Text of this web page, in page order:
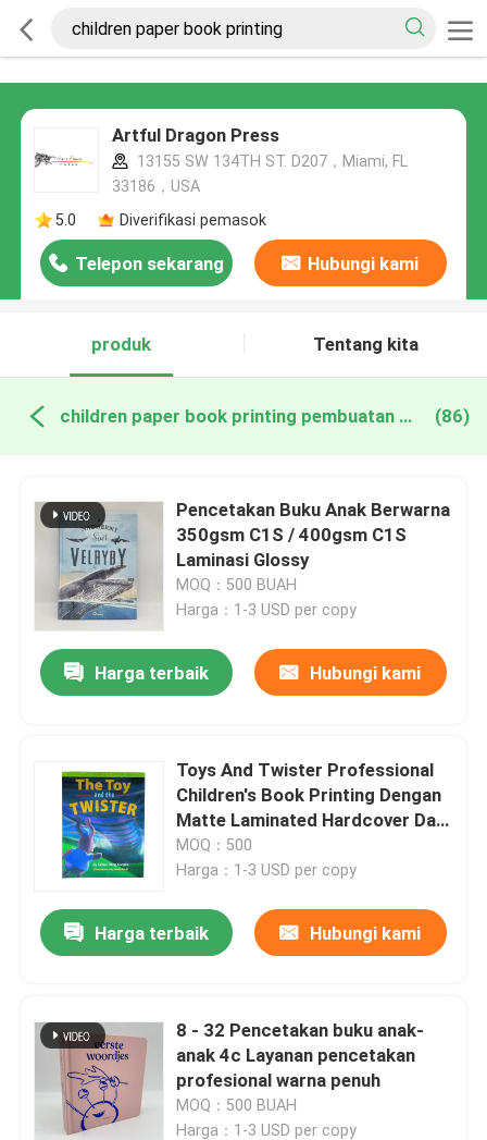
Artful Dragon Press
13155 SW 134TH ST. D207，Miami, FL
33186，USA
5.0
Diverifikasi pemasok
Telepon sekarang Hubungi kami
produk Tentang kita
children paper book printing pembuatan online (86)
Pencetakan Buku Anak Berwarna
350gsm C1S / 400gsm C1S
Laminasi Glossy
MOQ：500 BUAH
Harga：1-3 USD per copy
Harga terbaik Hubungi kami
Toys And Twister Professional
Children's Book Printing Dengan
Matte Laminated Hardcover Dan
Gloss Paper
MOQ：500
Harga：1-3 USD per copy
Harga terbaik Hubungi kami
8 - 32 Pencetakan buku anak-
anak 4c Layanan pencetakan
profesional warna penuh
MOQ：500 BUAH
Harga：1-3 USD per copy